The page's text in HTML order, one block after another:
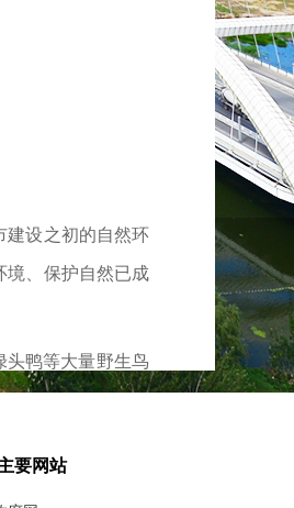
建设之初的自然环
境、保护自然已成
头鸭等大量野生鸟
要网站